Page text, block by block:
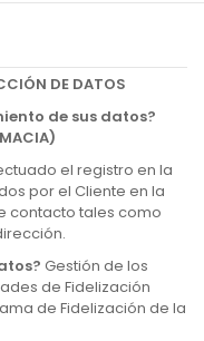
DE DATOS
de sus datos?
el registro en la
por el Cliente en la
contacto tales como
Gestión de los
de Fidelización
de Fidelización de la